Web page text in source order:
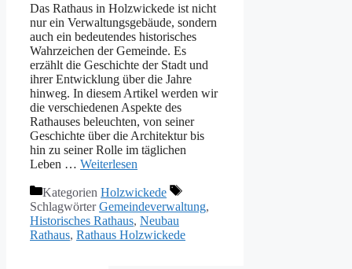
Das Rathaus in Holzwickede ist nicht
nur ein Verwaltungsgebäude, sondern
auch ein bedeutendes historisches
Wahrzeichen der Gemeinde. Es
erzählt die Geschichte der Stadt und
ihrer Entwicklung über die Jahre
hinweg. In diesem Artikel werden wir
die verschiedenen Aspekte des
Rathauses beleuchten, von seiner
Geschichte über die Architektur bis
hin zu seiner Rolle im täglichen
Leben … Weiterlesen
Kategorien Holzwickede
SchlagwörterGemeindeverwaltung,
Historisches Rathaus, Neubau
Rathaus, Rathaus Holzwickede